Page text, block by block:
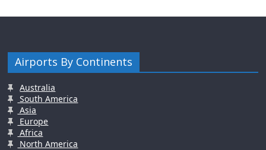
Airports By Continents
Australia
South America
Asia
Europe
Africa
North America